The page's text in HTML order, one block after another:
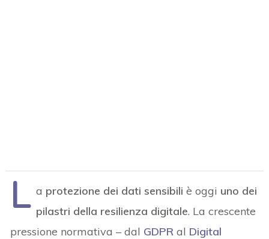
L a protezione dei dati sensibili è oggi uno dei
pilastri della resilienza digitale. La crescente
pressione normativa – dal GDPR al Digital